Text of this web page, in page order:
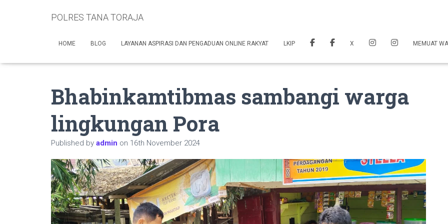
POLRES TANA TORAJA
HOME BLOG LAYANAN ASPIRASI DAN PENGADUAN ONLINE RAKYAT LKIP X MEMUAT
Bhabinkamtibmas sambangi warga
lingkungan Pora
Published by admin on 16th November 2024